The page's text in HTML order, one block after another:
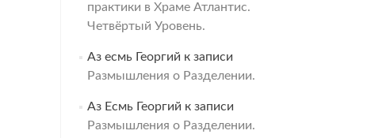
практики в Храме Атлантис.
Четвёртый Уровень.
Аз есмь Георгий к записи
Размышления о Разделении.
Аз Есмь Георгий к записи
Размышления о Разделении.